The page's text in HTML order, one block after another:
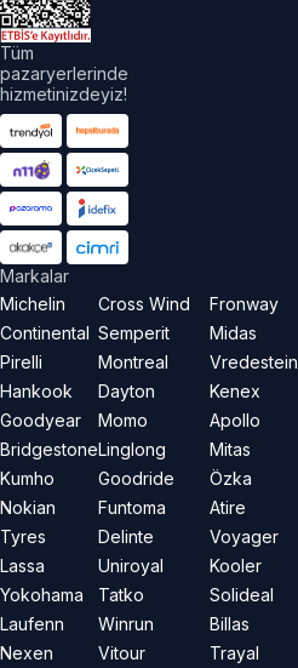
Tüm
pazaryerlerinde
hizmetinizdeyiz!
Markalar
Michelin
Continental
Pirelli
Hankook
Goodyear
Bridgestone
Kumho
Nokian
Tyres
Lassa
Yokohama
Laufenn
Nexen
Cross Wind
Semperit
Montreal
Dayton
Momo
Linglong
Goodride
Funtoma
Delinte
Uniroyal
Tatko
Winrun
Vitour
Fronway
Midas
Vredestein
Kenex
Apollo
Mitas
Özka
Atire
Voyager
Kooler
Solideal
Billas
Trayal